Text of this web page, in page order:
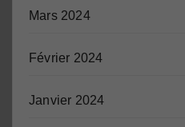
Mars 2024
Février 2024
Janvier 2024